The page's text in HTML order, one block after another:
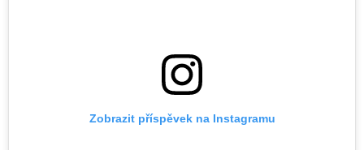
Zobrazit příspěvek na Instagramu